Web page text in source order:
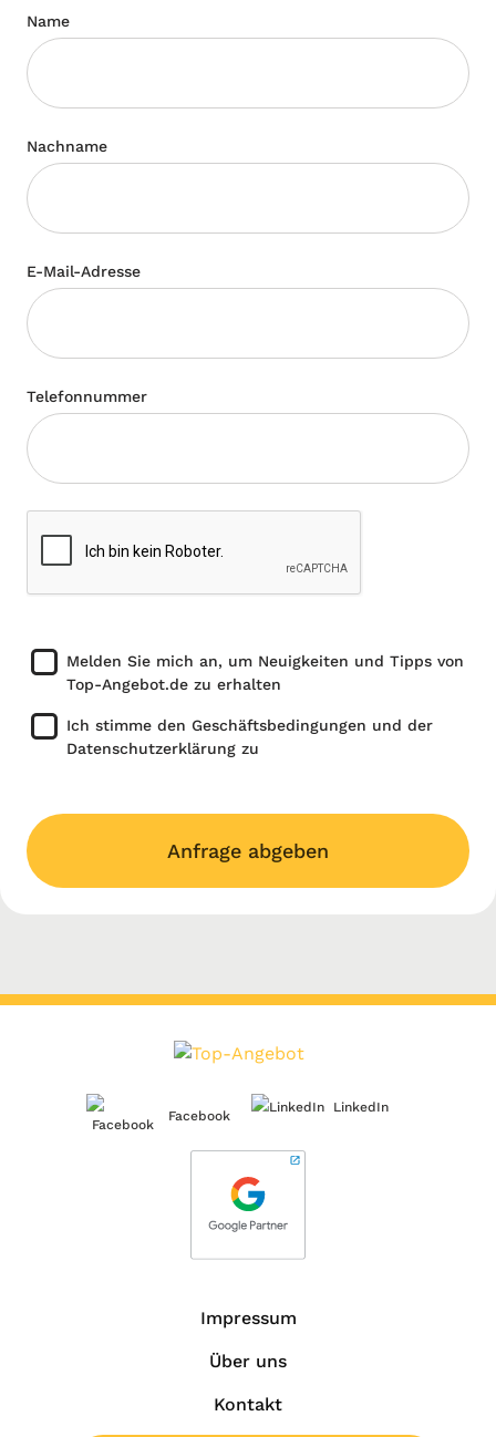
Name
Nachname
E-Mail-Adresse
Telefonnummer
Melden Sie mich an, um Neuigkeiten und Tipps von
Top-Angebot.de zu erhalten
Ich stimme den Geschäftsbedingungen und der
Datenschutzerklärung zu
Anfrage abgeben
Facebook
LinkedIn
Impressum
Über uns
Kontakt